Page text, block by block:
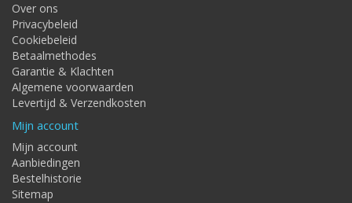
Over ons
Privacybeleid
Cookiebeleid
Betaalmethodes
Garantie & Klachten
Algemene voorwaarden
Levertijd & Verzendkosten
Mijn account
Mijn account
Aanbiedingen
Bestelhistorie
Sitemap